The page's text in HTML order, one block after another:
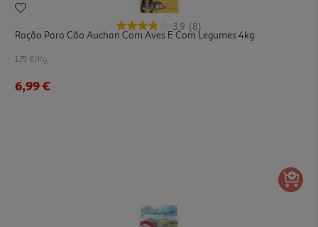
3.9 (8)
Ração Para Cão Auchan Com Aves E Com Legumes 4kg
1.75 €/Kg
6,99 €